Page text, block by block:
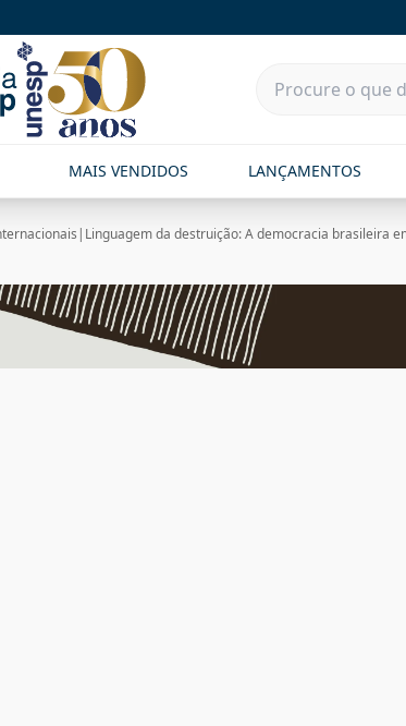
MAIS VENDIDOS LANÇAMENTOS
| Linguagem da destruição: A democracia brasileira